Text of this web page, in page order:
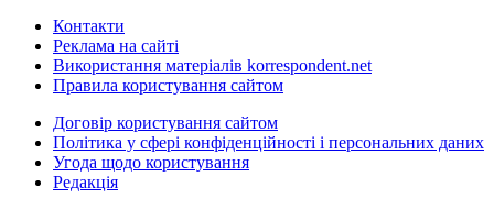
Контакти
Реклама на сайті
Використання матеріалів korrespondent.net
Правила користування сайтом
Договір користування сайтом
Політика у сфері конфіденційності і персональних даних
Угода щодо користування
Редакція